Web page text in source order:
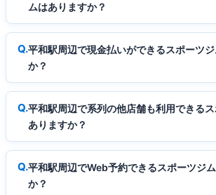
ムはありますか？
平和駅周辺で現金払いができるスポーツ
か？
平和駅周辺で系列の他店舗も利用できる
ありますか？
平和駅周辺でWeb予約できるスポーツジ
か？